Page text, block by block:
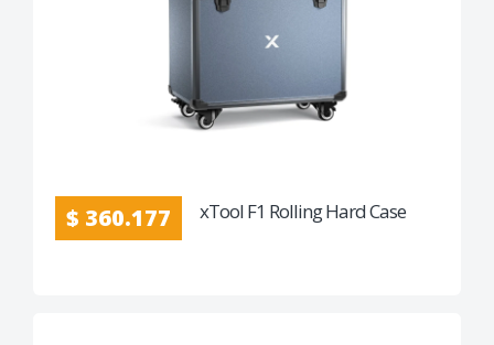
$ 360.177 xTool F1 Rolling Hard Case